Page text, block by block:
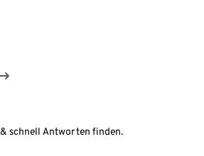
schnell Antworten finden.